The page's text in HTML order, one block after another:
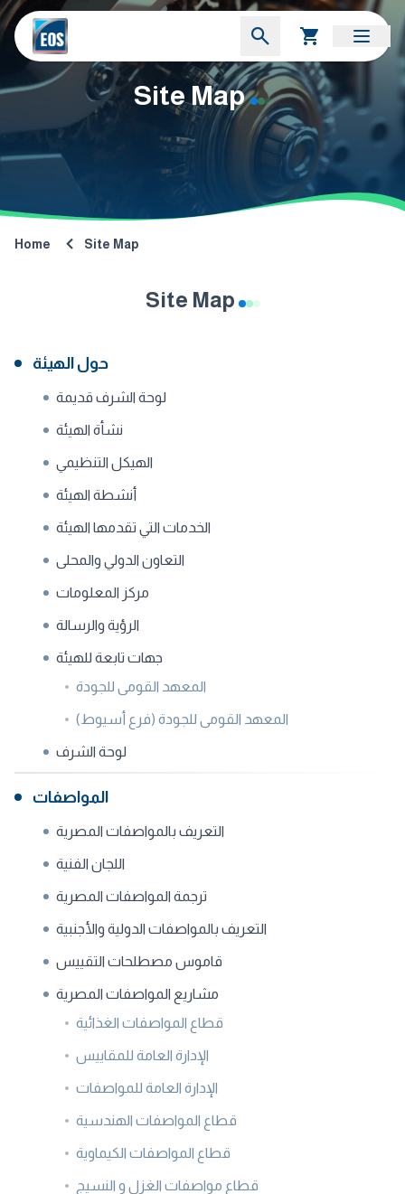
Site Map
Home Site Map
Site Map
حول الهيئة
لوحة الشرف قديمة
نشأة الهيئة
الهيكل التنظيمي
أنشطة الهيئة
الخدمات التي تقدمها الهيئة
التعاون الدولي والمحلى
مركز المعلومات
الرؤية والرسالة
جهات تابعة للهيئة
المعهد القومى للجودة
المعهد القومى للجودة (فرع أسيوط)
لوحة الشرف
المواصفات
التعريف بالمواصفات المصرية
اللجان الفنية
ترجمة المواصفات المصرية
التعريف بالمواصفات الدولية والأجنبية
قاموس مصطلحات التقييس
مشاريع المواصفات المصرية
قطاع المواصفات الغذائية
الإدارة العامة للمقاييس
الإدارة العامة للمواصفات
قطاع المواصفات الهندسية
قطاع المواصفات الكيماوية
قطاع مواصفات الغزل و النسيج